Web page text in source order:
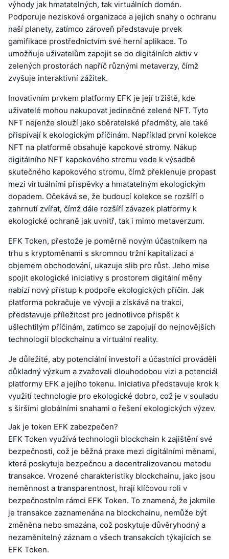
výhody jak hmatatelných, tak virtuálních domén.
Podporuje neziskové organizace a jejich snahy o ochranu
naší planety, zatímco zároveň představuje prvek
gamifikace prostřednictvím své herní aplikace. To
umožňuje uživatelům zapojit se do digitálních aktiv v
zelených prostorách napříč různými metaverzy, čímž
zvyšuje interaktivní zážitek.
Inovativním prvkem platformy EFK je její tržiště, kde
uživatelé mohou nakupovat jedinečné zelené NFT. Tyto
NFT nejenže slouží jako sběratelské předměty, ale také
přispívají k ekologickým příčinám. Například první kolekce
NFT na platformě obsahuje kapokové stromy. Nákup
digitálního NFT kapokového stromu vede k výsadbě
skutečného kapokového stromu, čímž překlenuje propast
mezi virtuálními příspěvky a hmatatelným ekologickým
dopadem. Očekává se, že budoucí kolekce se rozšíří o
zahrnutí zvířat, čímž dále rozšíří závazek platformy k
ekologické ochraně jak uvnitř, tak i mimo metaverzum.
EFK Token, přestože je poměrně novým účastníkem na
trhu s kryptoměnami s skromnou tržní kapitalizací a
objemem obchodování, ukazuje slib pro růst. Jeho mise
spojit ekologické iniciativy s prostorem digitální měny
nabízí nový přístup k podpoře ekologických příčin. Jak
platforma pokračuje ve vývoji a získává na trakci,
představuje příležitost pro jednotlivce přispět k
ušlechtilým příčinám, zatímco se zapojují do nejnovějších
technologií blockchainu a virtuální reality.
Je důležité, aby potenciální investoři a účastníci prováděli
důkladný výzkum a zvažovali dlouhodobou vizi a potenciál
platformy EFK a jejího tokenu. Iniciativa představuje krok k
využití technologie pro ekologické dobro, což je v souladu
s širšími globálními snahami o řešení ekologických výzev.
Jak je token EFK zabezpečen?
EFK Token využívá technologii blockchain k zajištění své
bezpečnosti, což je běžná praxe mezi digitálními měnami,
která poskytuje bezpečnou a decentralizovanou metodu
transakce. Vrozené charakteristiky blockchainu, jako jsou
neměnnost a transparentnost, hrají klíčovou roli v
bezpečnostním rámci EFK Token. To znamená, že jakmile
je transakce zaznamenána na blockchainu, nemůže být
změněna nebo smazána, což poskytuje důvěryhodný a
nezaměnitelný záznam o všech transakcích týkajících se
EFK Token.